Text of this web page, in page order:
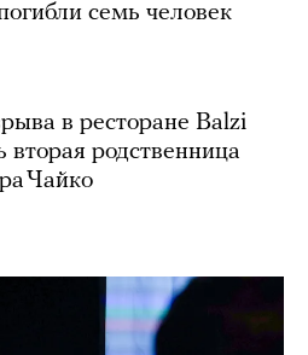
семь человек
в ресторане Balzi
вторая родственница
Чайко